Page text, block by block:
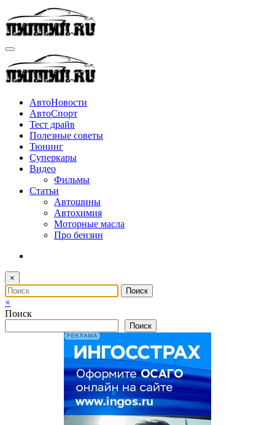
Перейти
к
содержимому
АвтоНовости
АвтоСпорт
Тест драйв
Полезные советы
Тюнинг
Суперкары
Видео
Фильмы
Статьи
Автошины
Автохимия
Моторные масла
Про бензин
×
×
Поиск
Поиск